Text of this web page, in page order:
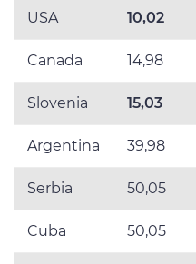
USA 10,02
Canada 14,98
Slovenia 15,03
Argentina 39,98
Serbia 50,05
Cuba 50,05